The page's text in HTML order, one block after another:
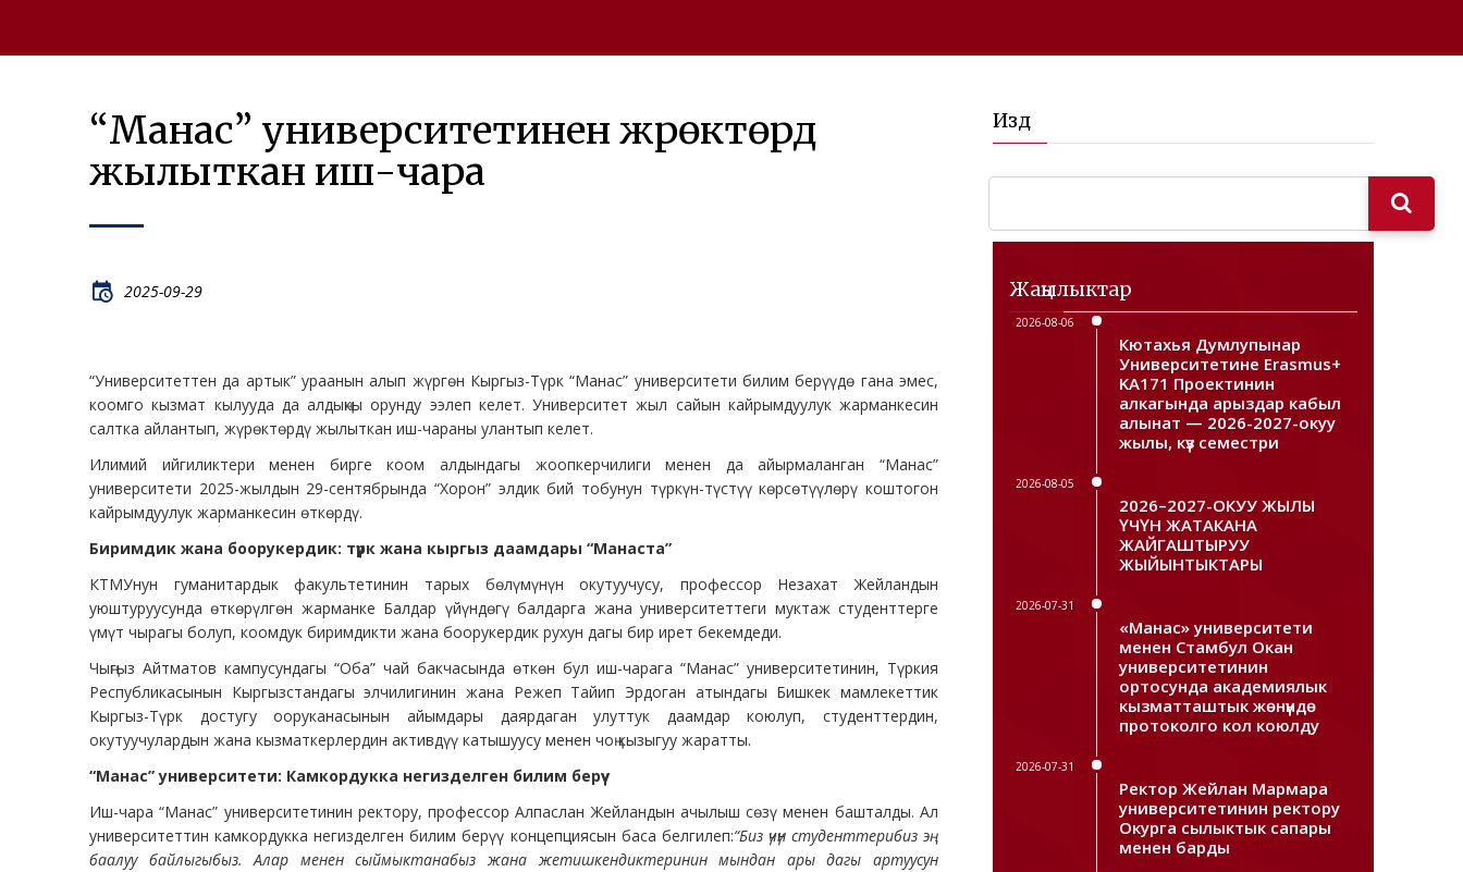
“Манас” университетинен жүрөктөрдү
жылыткан иш-чара
2025-09-29
“Университеттен да артык” ураанын алып жүргөн Кыргыз-Түрк “Манас” университети билим берүүдө гана эмес,
коомго кызмат кылууда да алдыңкы орунду ээлеп келет. Университет жыл сайын кайрымдуулук жарманкесин
салтка айлантып, жүрөктөрдү жылыткан иш-чараны улантып келет.
Илимий ийгиликтери менен бирге коом алдындагы жоопкерчилиги менен да айырмаланган “Манас”
университети 2025-жылдын 29-сентябрында “Хорон” элдик бий тобунун түркүн-түстүү көрсөтүүлөрү коштогон
кайрымдуулук жарманкесин өткөрдү.
Биримдик жана боорукердик: түрк жана кыргыз даамдары “Манаста”
КТМУнун гуманитардык факультетинин тарых бөлүмүнүн окутуучусу, профессор Незахат Жейландын
уюштуруусунда өткөрүлгөн жарманке Балдар үйүндөгү балдарга жана университеттеги муктаж студенттерге
үмүт чырагы болуп, коомдук биримдикти жана боорукердик рухун дагы бир ирет бекемдеди.
Чыңгыз Айтматов кампусундагы “Оба” чай бакчасында өткөн бул иш-чарага “Манас” университетинин, Түркия
Республикасынын Кыргызстандагы элчилигинин жана Режеп Тайип Эрдоган атындагы Бишкек мамлекеттик
Кыргыз-Түрк достугу ооруканасынын айымдары даярдаган улуттук даамдар коюлуп, студенттердин,
окутуучулардын жана кызматкерлердин активдүү катышуусу менен чоң кызыгуу жаратты.
“Манас” университети: Камкордукка негизделген билим берүү
Иш-чара “Манас” университетинин ректору, профессор Алпаслан Жейландын ачылыш сөзү менен башталды. Ал
университеттин камкордукка негизделген билим берүү концепциясын баса белгилеп:“Биз үчүн студенттерибиз эң
баалуу байлыгыбыз. Алар менен сыймыктанабыз жана жетишкендиктеринин мындан ары дагы артуусун
Издөө
Жаңылыктар
2026-08-06
Кютахья Думлупынар
Университетине Erasmus+
KA171 Проектинин
алкагында арыздар кабыл
алынат — 2026-2027-окуу
жылы, күз семестри
2026-08-05
2026–2027-ОКУУ ЖЫЛЫ
ҮЧҮН ЖАТАКАНА
ЖАЙГАШТЫРУУ
ЖЫЙЫНТЫКТАРЫ
2026-07-31
«Манас» университети
менен Стамбул Окан
университетинин
ортосунда академиялык
кызматташтык жөнүндө
протоколго кол коюлду
2026-07-31
Ректор Жейлан Мармара
университетинин ректору
Окурга сылыктык сапары
менен барды